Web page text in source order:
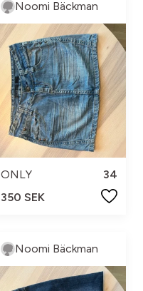
Noomi Bäckman
ONLY
34
350 SEK
Noomi Bäckman